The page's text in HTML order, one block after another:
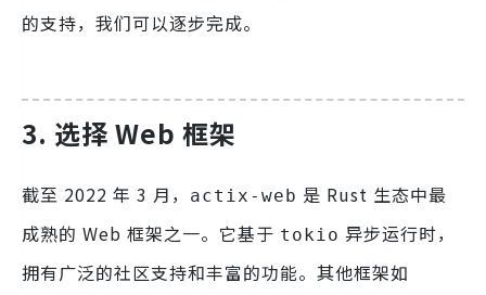
的支持，我们可以逐步完成。
3. 选择 Web 框架
截至 2022 年 3 月， actix-web 是 Rust 生态中最
成熟的 Web 框架之一。它基于 tokio 异步运行时，
拥有广泛的社区支持和丰富的功能。其他框架如